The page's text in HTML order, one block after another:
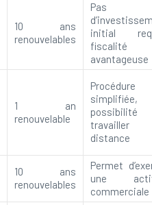
10 ans
renouvelables
Pas
initial
fiscalité
avantageuse
1 an
renouvelable
Procédure
simplifiée,
distance
10 ans
renouvelables
Permet
une
commerciale